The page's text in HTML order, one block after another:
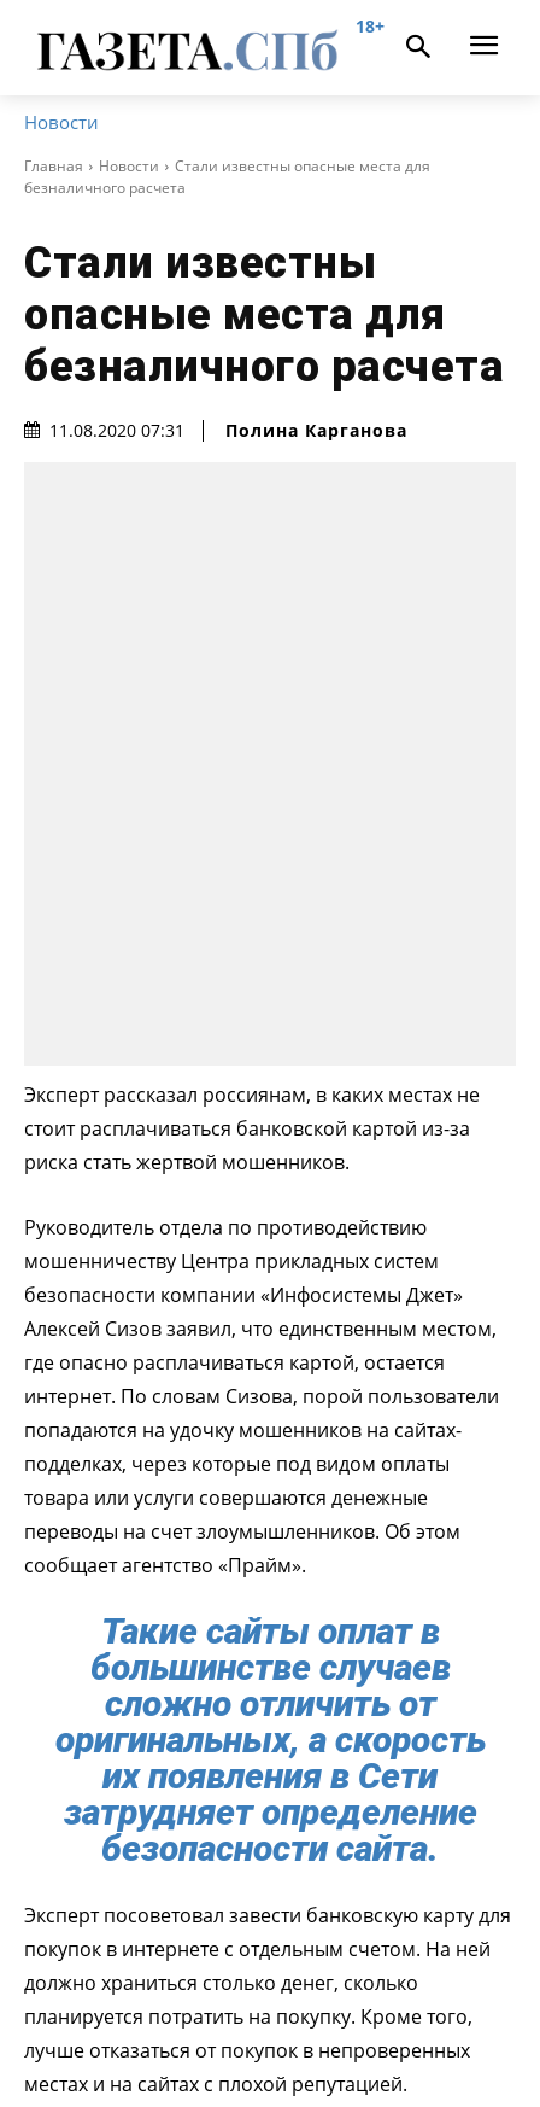
18+
Новости
Главная Новости
Стали известны опасные места для
безналичного расчета
Стали известны
опасные места для
безналичного расчета
11.08.2020 07:31 Полина Карганова
Эксперт рассказал россиянам, в каких местах не
стоит расплачиваться банковской картой из-за
риска стать жертвой мошенников.
Руководитель отдела по противодействию
мошенничеству Центра прикладных систем
безопасности компании «Инфосистемы Джет»
Алексей Сизов заявил, что единственным местом,
где опасно расплачиваться картой, остается
интернет. По словам Сизова, порой пользователи
попадаются на удочку мошенников на сайтах-
подделках, через которые под видом оплаты
товара или услуги совершаются денежные
переводы на счет злоумышленников. Об этом
сообщает агентство «Прайм».
Такие сайты оплат в
большинстве случаев
сложно отличить от
оригинальных, а скорость
их появления в Сети
затрудняет определение
безопасности сайта.
Эксперт посоветовал завести банковскую карту для
покупок в интернете с отдельным счетом. На ней
должно храниться столько денег, сколько
планируется потратить на покупку. Кроме того,
лучше отказаться от покупок в непроверенных
местах и на сайтах с плохой репутацией.